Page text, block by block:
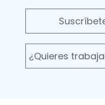
¿Quieres